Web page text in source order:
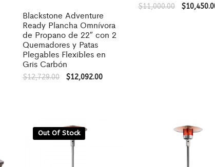
Blackstone Adventure
Ready Plancha Omnívora
de Propano de 22″ con 2
Quemadores y Patas
Plegables Flexibles en
Gris Carbón
$12,729.00 $12,092.00
$11,000.00 $
Out Of Stock